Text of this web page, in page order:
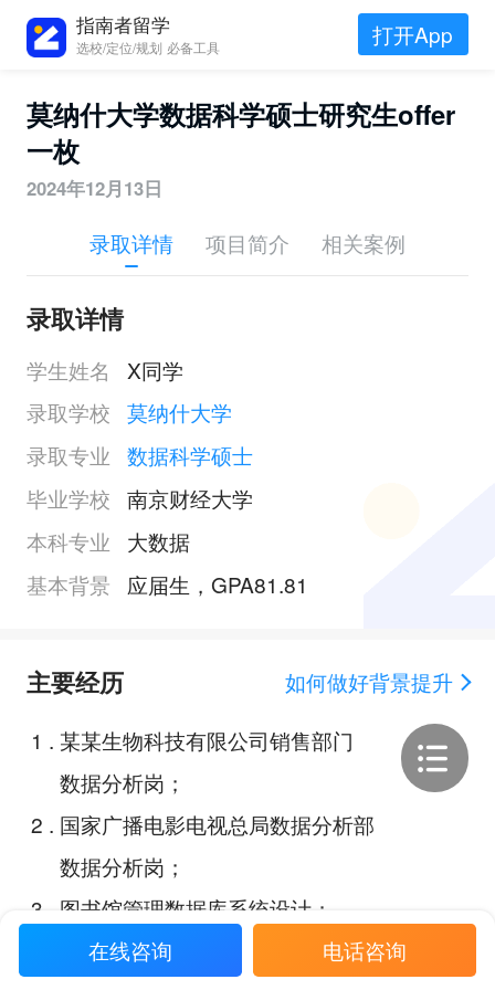
指南者留学
选校/定位/规划 必备工具 打开App
莫纳什大学数据科学硕士研究生offer
一枚
2024年12月13日
录取详情 项目简介 相关案例
录取详情
学生姓名
X同学
录取学校 莫纳什大学
录取专业 数据科学硕士
毕业学校 南京财经大学
本科专业
大数据
基本背景
应届生，GPA81.81
主要经历
如何做好背景提升
1 . 某某生物科技有限公司销售部门
数据分析岗；
2 . 国家广播电影电视总局数据分析部
数据分析岗；
3
图书馆管理数据库系统设计；
最佳自行车及其分析应用的分析报
在线咨询 电话咨询